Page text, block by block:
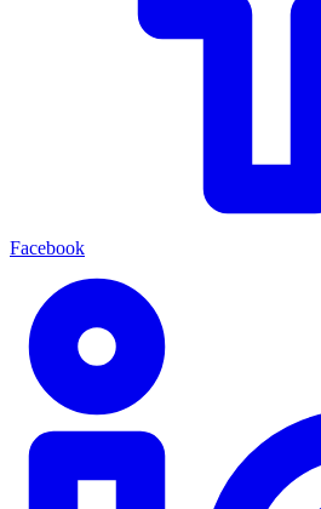
Facebook